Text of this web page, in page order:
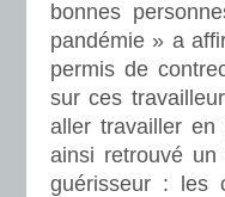
bonnes
pandémie » a
permis de
sur ces
aller travailler en
ainsi retrouvé
guérisseur : les